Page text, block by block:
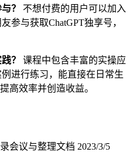
？
不想付费的用户可以加入
参与获取ChatGPT独享号，
？
课程中包含丰富的实操应
进行练习，能直接在日常生
高效率并创造收益。
会议与整理文档 2023/3/5